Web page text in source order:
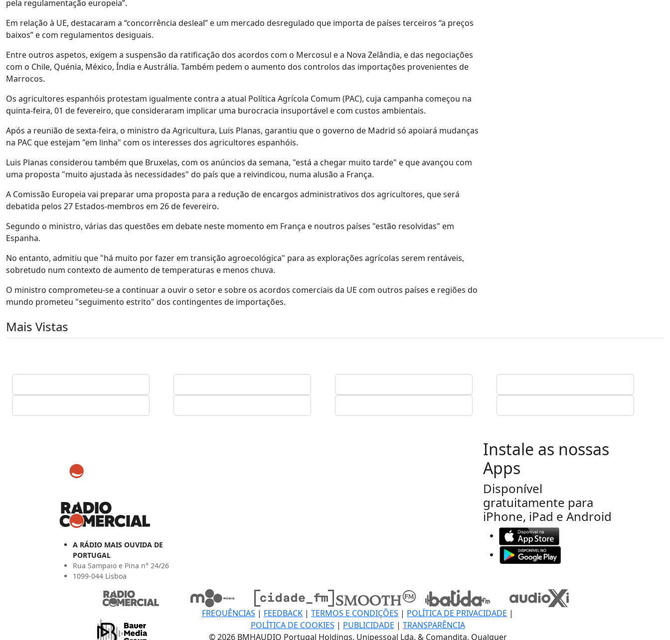
pela regulamentação europeia”.
Em relação à UE, destacaram a “concorrência desleal” e um mercado desregulado que importa de países terceiros “a preços
baixos” e com regulamentos desiguais.
Entre outros aspetos, exigem a suspensão da ratificação dos acordos com o Mercosul e a Nova Zelândia, e das negociações
com o Chile, Quénia, México, Índia e Austrália. Também pedem o aumento dos controlos das importações provenientes de
Marrocos.
Os agricultores espanhóis protestam igualmente contra a atual Política Agrícola Comum (PAC), cuja campanha começou na
quinta-feira, 01 de fevereiro, que consideraram implicar uma burocracia insuportável e com custos ambientais.
Após a reunião de sexta-feira, o ministro da Agricultura, Luis Planas, garantiu que o governo de Madrid só apoiará mudanças
na PAC que estejam "em linha" com os interesses dos agricultores espanhóis.
Luis Planas considerou também que Bruxelas, com os anúncios da semana, "está a chegar muito tarde" e que avançou com
uma proposta "muito ajustada às necessidades" do país que a reivindicou, numa alusão a França.
A Comissão Europeia vai preparar uma proposta para a redução de encargos administrativos dos agricultores, que será
debatida pelos 27 Estados-membros em 26 de fevereiro.
Segundo o ministro, várias das questões em debate neste momento em França e noutros países "estão resolvidas" em
Espanha.
No entanto, admitiu que "há muito por fazer em transição agroecológica" para as explorações agrícolas serem rentáveis,
sobretudo num contexto de aumento de temperaturas e menos chuva.
O ministro comprometeu-se a continuar a ouvir o setor e sobre os acordos comerciais da UE com outros países e regiões do
mundo prometeu "seguimento estrito" dos contingentes de importações.
Mais Vistas
A RÁDIO MAIS OUVIDA DE
PORTUGAL
Rua Sampaio e Pina n° 24/26
1099-044 Lisboa
Instale as nossas
Apps
Disponível
gratuitamente para
iPhone, iPad e Android
FREQUÊNCIAS | FEEDBACK | TERMOS E CONDIÇÕES | POLÍTICA DE PRIVACIDADE |
POLÍTICA DE COOKIES | PUBLICIDADE | TRANSPARÊNCIA
© 2026 BMHAUDIO Portugal Holdings, Unipessoal Lda. & Comandita, Qualquer